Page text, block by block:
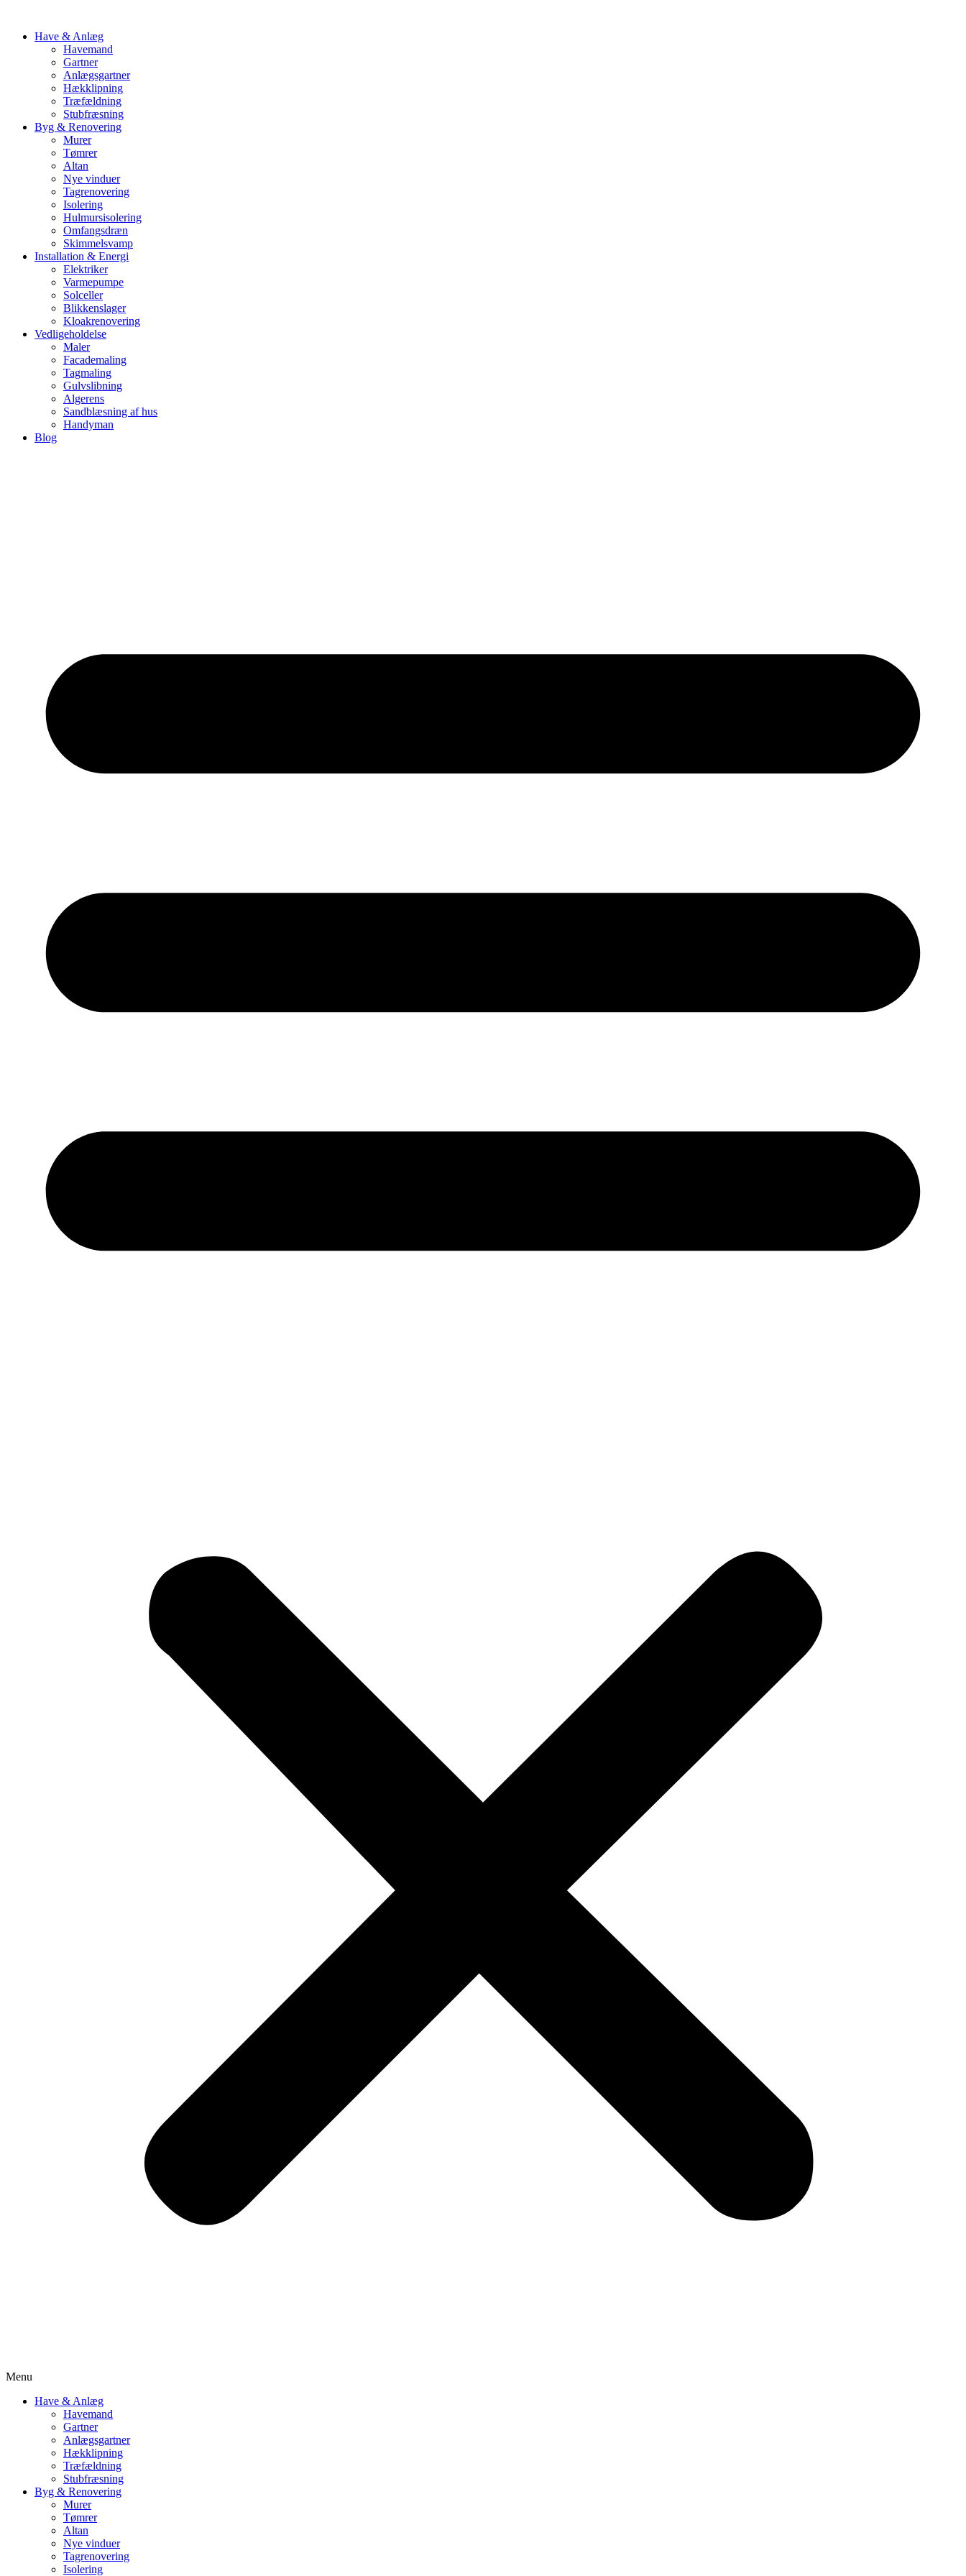
Have & Anlæg
Havemand
Gartner
Anlægsgartner
Hækklipning
Træfældning
Stubfræsning
Byg & Renovering
Murer
Tømrer
Altan
Nye vinduer
Tagrenovering
Isolering
Hulmursisolering
Omfangsdræn
Skimmelsvamp
Installation & Energi
Elektriker
Varmepumpe
Solceller
Blikkenslager
Kloakrenovering
Vedligeholdelse
Maler
Facademaling
Tagmaling
Gulvslibning
Algerens
Sandblæsning af hus
Handyman
Blog
Menu
Have & Anlæg
Havemand
Gartner
Anlægsgartner
Hækklipning
Træfældning
Stubfræsning
Byg & Renovering
Murer
Tømrer
Altan
Nye vinduer
Tagrenovering
Isolering